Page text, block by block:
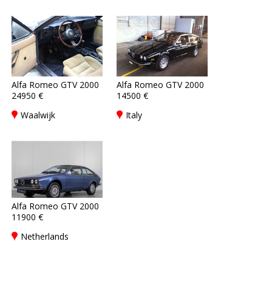
Alfa Romeo GTV 2000
24950 €
Waalwijk
Alfa Romeo GTV 2000
14500 €
Italy
Alfa Romeo GTV 2000
11900 €
Netherlands